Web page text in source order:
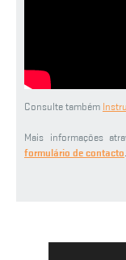
Consulte também
Mais informações
formulário de contacto.